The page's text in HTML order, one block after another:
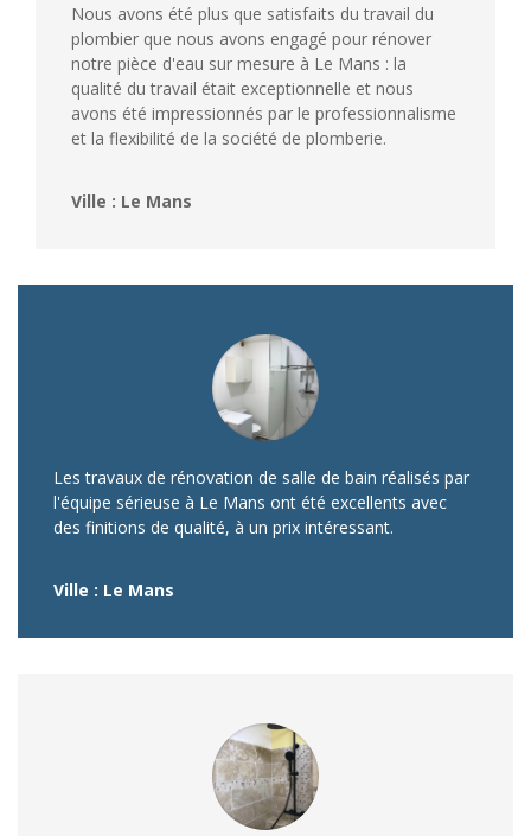
Nous avons été plus que satisfaits du travail du
plombier que nous avons engagé pour rénover
notre pièce d'eau sur mesure à Le Mans : la
qualité du travail était exceptionnelle et nous
avons été impressionnés par le professionnalisme
et la flexibilité de la société de plomberie.
Ville : Le Mans
Les travaux de rénovation de salle de bain réalisés par
l'équipe sérieuse à Le Mans ont été excellents avec
des finitions de qualité, à un prix intéressant.
Ville : Le Mans